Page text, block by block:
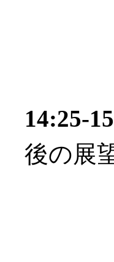
14:25-
後の展